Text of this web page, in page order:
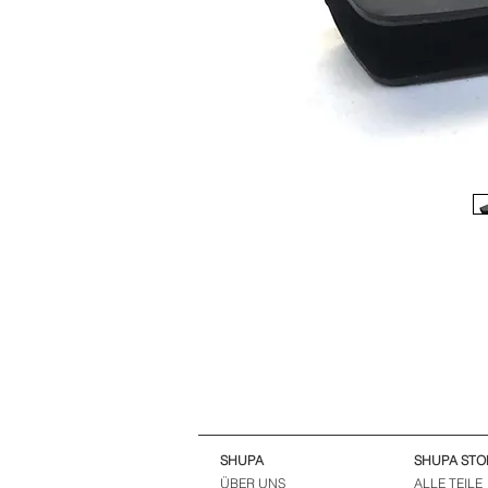
SHUPA
ÜBER UNS
SHUPA
ALLE TEILE